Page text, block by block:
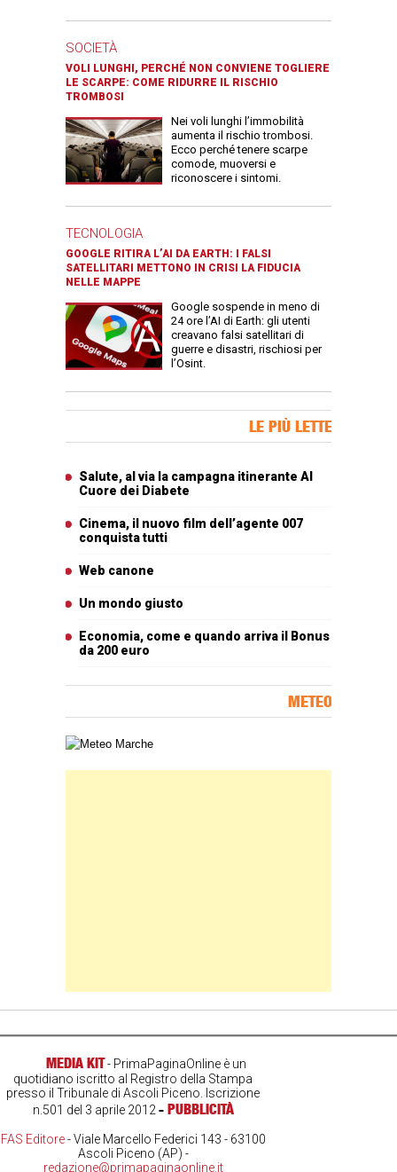
SOCIETÀ
VOLI LUNGHI, PERCHÉ NON CONVIENE TOGLIERE
LE SCARPE: COME RIDURRE IL RISCHIO
TROMBOSI
Nei voli lunghi l’immobilità
aumenta il rischio trombosi.
Ecco perché tenere scarpe
comode, muoversi e
riconoscere i sintomi.
TECNOLOGIA
GOOGLE RITIRA L’AI DA EARTH: I FALSI
SATELLITARI METTONO IN CRISI LA FIDUCIA
NELLE MAPPE
Google sospende in meno di
24 ore l’AI di Earth: gli utenti
creavano falsi satellitari di
guerre e disastri, rischiosi per
l’Osint.
LE PIÙ LETTE
Salute, al via la campagna itinerante Al
Cuore dei Diabete
Cinema, il nuovo film dell’agente 007
conquista tutti
Web canone
Un mondo giusto
Economia, come e quando arriva il Bonus
da 200 euro
METEO
Carta meteorologica delle Marche
MEDIA KIT- PrimaPaginaOnline è un
quotidiano iscritto al Registro della Stampa
presso il Tribunale di Ascoli Piceno. Iscrizione
n.501 del 3 aprile 2012- PUBBLICITÀ
FAS Editore- Viale Marcello Federici 143 - 63100
Ascoli Piceno (AP) -
redazione@primapaginaonline.it